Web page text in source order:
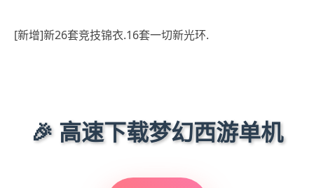
[新增]新26套竞技锦衣.16套一切新光环.
🎉 高速下载梦幻西游单机